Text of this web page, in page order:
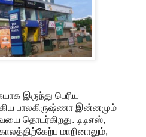
இருந்து பெரிய
பாலகிருஷ்ணா இன்னமும்
தொடர்கிறது. டிடிஎஸ்,
மாறினாலும்,